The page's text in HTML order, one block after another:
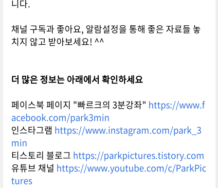
니다.
채널 구독과 좋아요, 알람설정을 통해 좋은 자료들 놓
치지 않고 받아보세요! ^^
더 많은 정보는 아래에서 확인하세요
페이스북 페이지 "빠르크의 3분강좌" https://www.f
acebook.com/park3min
인스타그램 https://www.instagram.com/park_3
min
티스토리 블로그 https://parkpictures.tistory.com
유튜브 채널 https://www.youtube.com/c/ParkPic
tures